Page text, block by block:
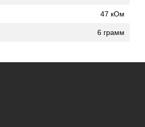
47 кОм
6 грамм